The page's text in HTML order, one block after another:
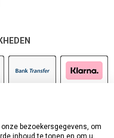
bezoekersgegevens, om
inhoud te tonen en om u